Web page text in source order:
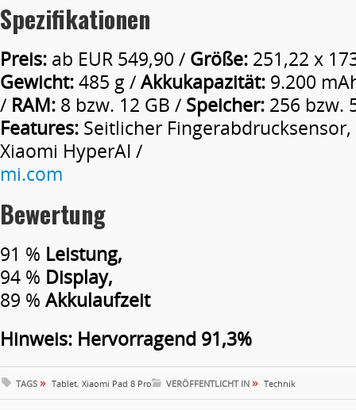
Spezifikationen
Preis: ab EUR 549,90 / Größe: 251,22 x
Gewicht:485 g /Akkukapazität: 9.200
/ RAM: 8 bzw. 12 GB / Speicher: 256 bzw.
Features: Seitlicher
Xiaomi HyperAI /
mi.com
Bewertung
91 % Leistung,
94 % Display,
89 % Akkulaufzeit
Hinweis: Hervorragend 91,3%
TAGS » Tablet, Xiaomi Pad 8 Pro VERÖFFENTLICHT IN » Technik